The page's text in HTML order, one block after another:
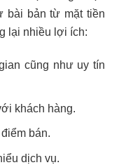
bài bản từ mặt tiền
lại nhiều lợi ích:
cũng như uy tín
khách hàng.
bán.
dịch vụ.